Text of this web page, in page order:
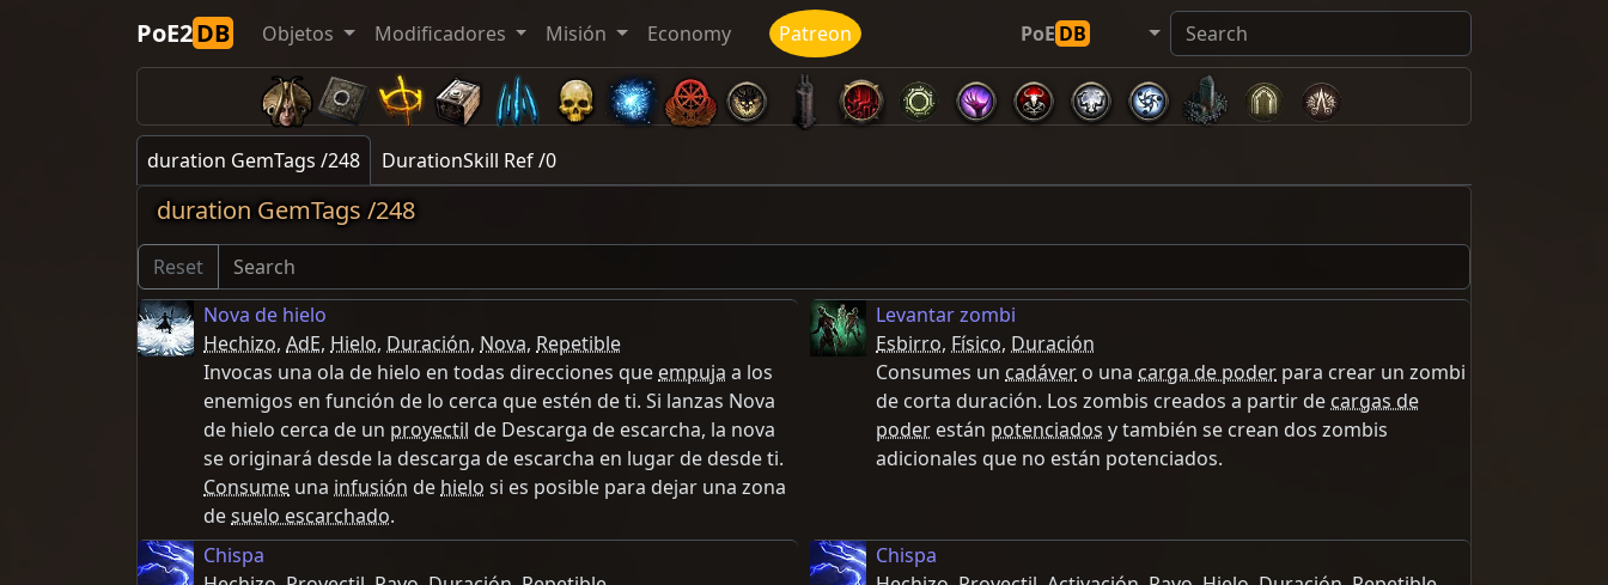
PoE2DB Objetos Modificadores Misión Economy Patreon PoEDB
duration GemTags /248 DurationSkill Ref /0
duration GemTags /248
Reset
Nova de hielo
Hechizo, AdE, Hielo, Duración, Nova, Repetible
Invocas una ola de hielo en todas direcciones que empuja a los
enemigos en función de lo cerca que estén de ti. Si lanzas Nova
de hielo cerca de un proyectil de Descarga de escarcha, la nova
se originará desde la descarga de escarcha en lugar de desde ti.
Consume una infusión de hielo si es posible para dejar una zona
desuelo escarchado.
Levantar zombi
Esbirro, Físico, Duración
Consumes un cadáver o una carga de poder para crear un zombi
de corta duración. Los zombis creados a partir de cargas de
poder están potenciados y también se crean dos zombis
adicionales que no están potenciados.
Chispa
Chispa